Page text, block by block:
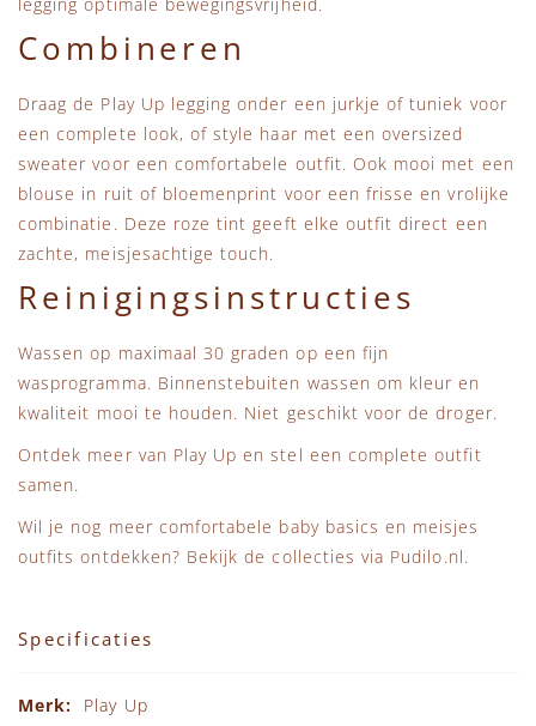
Combineren
Draag de Play Up legging onder een jurkje of tuniek voor
een complete look, of style haar met een oversized
sweater voor een comfortabele outfit. Ook mooi met een
blouse in ruit of bloemenprint voor een frisse en vrolijke
combinatie. Deze roze tint geeft elke outfit direct een
zachte, meisjesachtige touch.
Reinigingsinstructies
Wassen op maximaal 30 graden op een fijn
wasprogramma. Binnenstebuiten wassen om kleur en
kwaliteit mooi te houden. Niet geschikt voor de droger.
Ontdek meer van Play Up en stel een complete outfit
samen.
Wil je nog meer comfortabele baby basics en meisjes
outfits ontdekken? Bekijk de collecties via Pudilo.nl.
Specificaties
Play Up